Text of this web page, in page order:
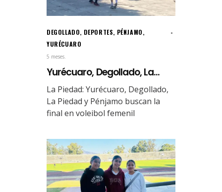
DEGOLLADO, DEPORTES, PÉNJAMO,
YURÉCUARO
5 meses.
Yurécuaro, Degollado, La...
La Piedad: Yurécuaro, Degollado,
La Piedad y Pénjamo buscan la
final en voleibol femenil